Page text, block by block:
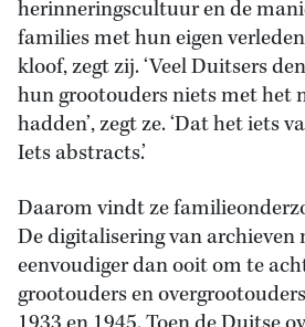
herinneringscultuur en de
families met hun eigen
kloof, zegt zij. ‘Veel Duitsers
hun grootouders niets met het
hadden’, zegt ze. ‘Dat het iets
Iets abstracts.’
Daarom vindt ze
De digitalisering van archieven
eenvoudiger dan ooit om te
grootouders en